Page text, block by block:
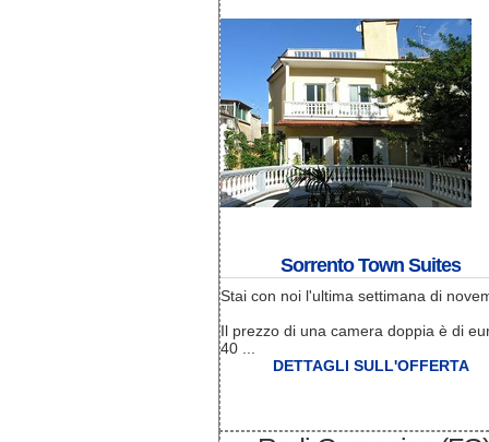
Sorrento Town Suites
Stai con noi l'ultima settimana di
Il prezzo di una camera doppia è di
40 ...
DETTAGLI SULL'OFFERTA